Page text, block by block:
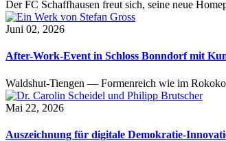
Der FC Schaffhausen freut sich, seine neue
Juni 02, 2026
After-Work-Event in Schloss Bonndorf mit
Waldshut-Tiengen — Formenreich wie im
Mai 22, 2026
Auszeichnung für digitale Demokratie-